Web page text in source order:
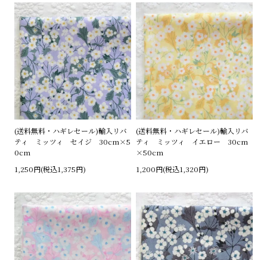
(送料無料・ハギレセール)輸入リバ
ティ ミッツィ セイジ 30cm×5
0cm
1,250円(税込1,375円)
(送料無料・ハギレセール)輸入リバ
ティ ミッツィ イエロー 30cm
×50cm
1,200円(税込1,320円)